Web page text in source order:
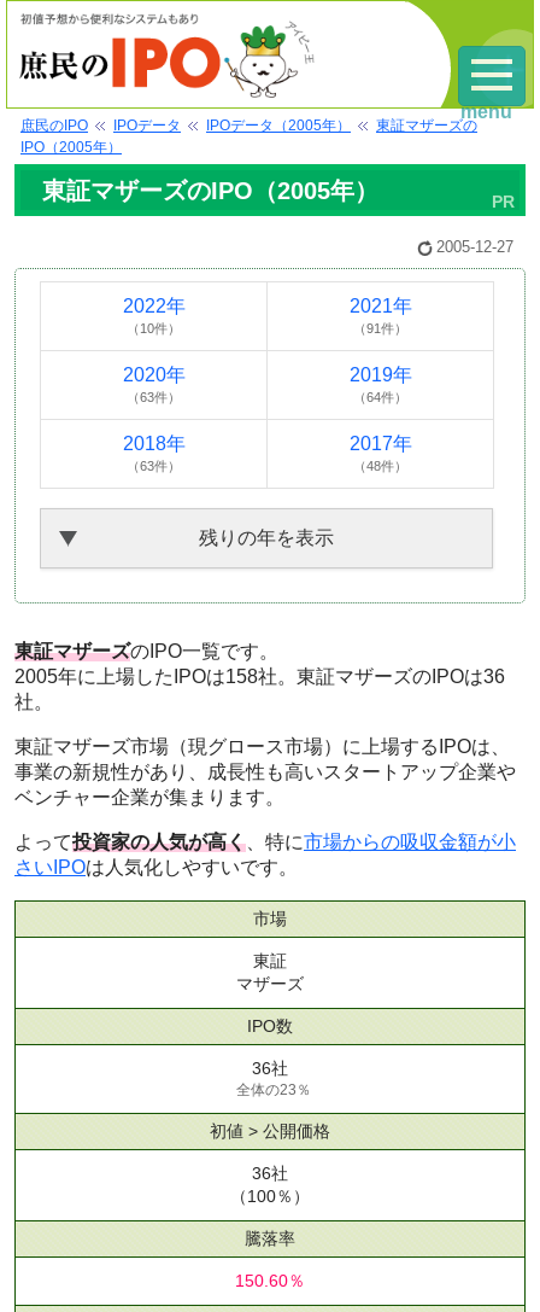
庶民のIPO IPOデータ IPOデータ（2005年）
東証マザーズの
IPO（2005年）
東証マザーズのIPO（2005年）
2005-12-27
2022年
（10件）
2021年
（91件）
2020年
（63件）
2019年
（64件）
2018年
（63件）
2017年
（48件）
残りの年を表示
東証マザーズのIPO一覧です。
2005年に上場したIPOは158社。東証マザーズのIPOは36
社。
東証マザーズ市場（現グロース市場）に上場するIPOは、
事業の新規性があり、成長性も高いスタートアップ企業や
ベンチャー企業が集まります。
よって投資家の人気が高く 、特に市場からの吸収金額が小
さいIPOは人気化しやすいです。
市場
東証
マザーズ
IPO数
36社
全体の23％
初値 > 公開価格
36社
（100％）
騰落率
150.60％
menu